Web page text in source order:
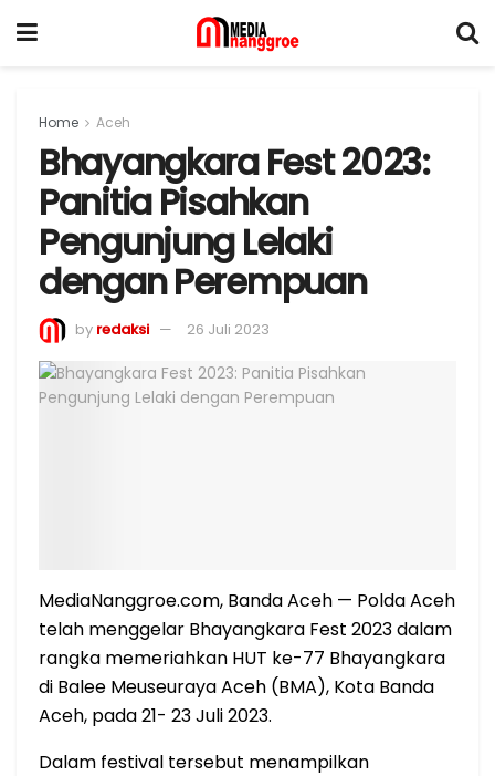
Home Aceh
Bhayangkara Fest 2023:
Panitia Pisahkan
Pengunjung Lelaki
dengan Perempuan
by redaksi 26 Juli 2023
MediaNanggroe.com, Banda Aceh — Polda Aceh
telah menggelar Bhayangkara Fest 2023 dalam
rangka memeriahkan HUT ke-77 Bhayangkara
di Balee Meuseuraya Aceh (BMA), Kota Banda
Aceh, pada 21- 23 Juli 2023.
Dalam festival tersebut menampilkan